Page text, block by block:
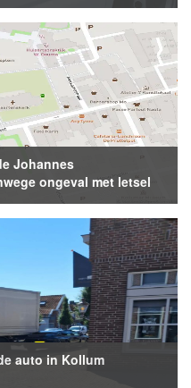
Johannes
ongeval met letsel
auto in Kollum